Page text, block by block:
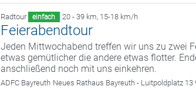
Radtour einfach 20 - 39 km, 15-18 km/h
Feierabendtour
Jeden Mittwochabend treffen wir uns zu zwei
etwas gemütlicher die andere etwas flotter.
anschließend noch mit uns einkehren.
ADFC Bayreuth Neues Rathaus Bayreuth - Luitpoldplatz 13